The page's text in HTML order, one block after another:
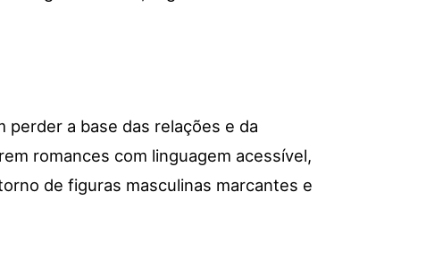
a base das relações e da
romances com linguagem acessível,
de figuras masculinas marcantes e